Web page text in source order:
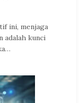
ini, menjaga
adalah kunci